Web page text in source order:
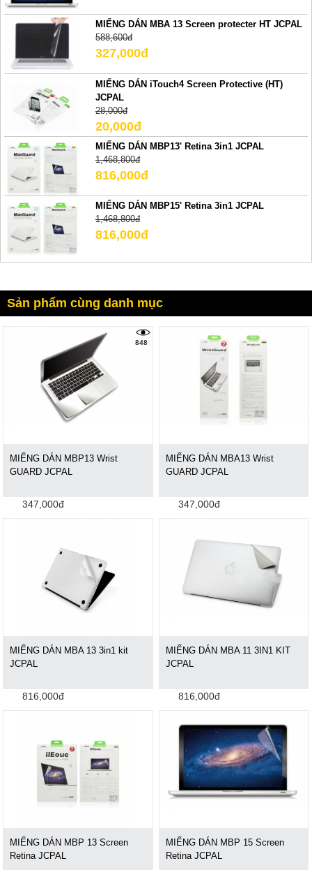
MIẾNG DÁN MBA 13 Screen protecter HT JCPAL
588,600đ
327,000đ
MIẾNG DÁN iTouch4 Screen Protective (HT)
JCPAL
28,000đ
20,000đ
MIẾNG DÁN MBP13' Retina 3in1 JCPAL
1,468,800đ
816,000đ
MIẾNG DÁN MBP15' Retina 3in1 JCPAL
1,468,800đ
816,000đ
Sản phẩm cùng danh mục
848
MIẾNG DÁN MBP13 Wrist
GUARD JCPAL
347,000đ
MIẾNG DÁN MBA13 Wrist
GUARD JCPAL
347,000đ
MIẾNG DÁN MBA 13 3in1 kit
JCPAL
816,000đ
MIẾNG DÁN MBA 11 3IN1 KIT
JCPAL
816,000đ
MIẾNG DÁN MBP 13 Screen
Retina JCPAL
MIẾNG DÁN MBP 15 Screen
Retina JCPAL